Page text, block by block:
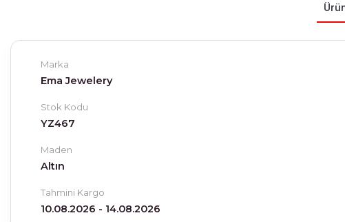
Marka
Ema Jewelery
Stok Kodu
YZ467
Maden
Altın
Tahmini Kargo
10.08.2026 - 14.08.2026